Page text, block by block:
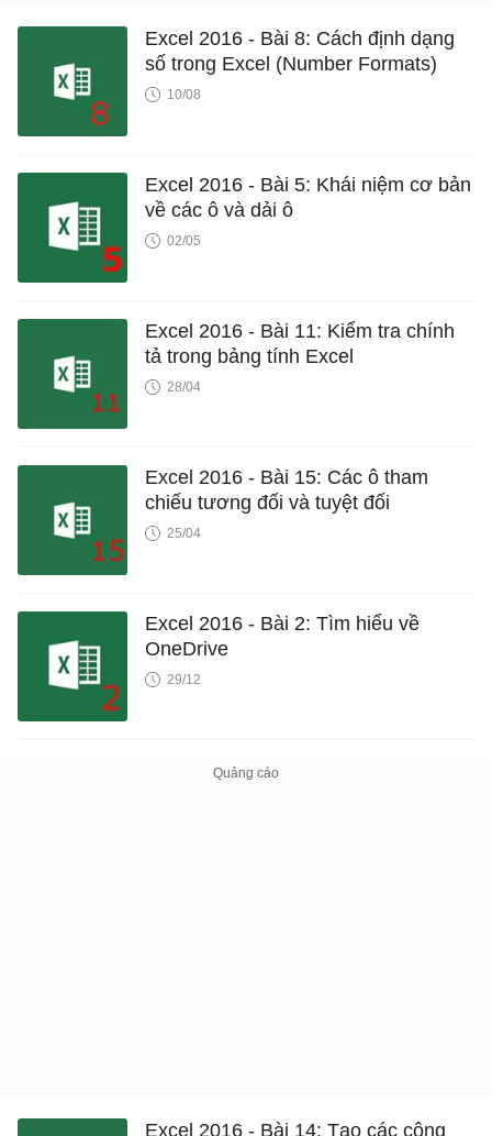
Excel 2016 - Bài 8: Cách định dạng
số trong Excel (Number Formats)
10/08
Excel 2016 - Bài 5: Khái niệm cơ bản
về các ô và dải ô
02/05
Excel 2016 - Bài 11: Kiểm tra chính
tả trong bảng tính Excel
28/04
Excel 2016 - Bài 15: Các ô tham
chiếu tương đối và tuyệt đối
25/04
Excel 2016 - Bài 2: Tìm hiểu về
OneDrive
29/12
Excel 2016 - Bài 14: Tạo các công